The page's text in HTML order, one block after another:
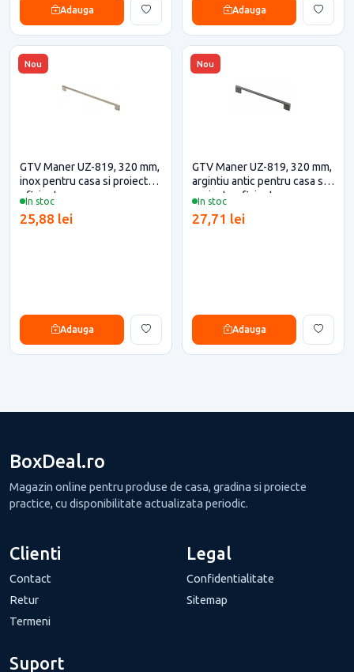
Adauga Adauga
Nou
In stoc
GTV Maner UZ-819, 320 mm,
inox pentru casa si proiecte
eficiente
25,88 lei
Adauga
Nou
In stoc
GTV Maner UZ-819, 320 mm,
argintiu antic pentru casa si
proiecte eficiente
27,71 lei
Adauga
BoxDeal.ro
Magazin online pentru produse de casa, gradina si proiecte
practice, cu disponibilitate actualizata periodic.
Clienti
Contact
Retur
Termeni
Legal
Confidentialitate
Sitemap
Suport